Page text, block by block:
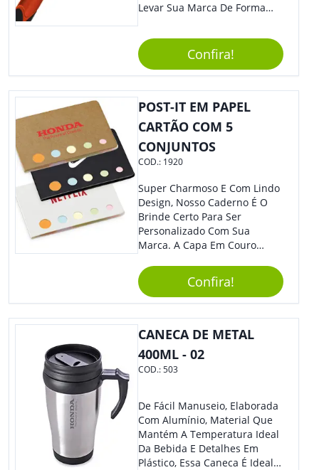
Levar Sua Marca De Forma
Sua Empresa Em Eventos,
Reuniões Corporativas Ou Até
Mesmo Para Presentear
Colaboradores E Parceiros De
Sua Empresa.
Confira!
POST-IT EM PAPEL
CARTÃO COM 5
CONJUNTOS
COD.: 1920
Super Charmoso E Com Lindo
Design, Nosso Caderno É O
Brinde Certo Para Ser
Personalizado Com Sua
Marca. A Capa Em Couro
Elástico Permite Maior
Segurança Ao Carregá-Lo.
Ofereça A Seus Clientes E
Colaboradores, Sem Dúvidas
Eles Irão Adorar.
Confira!
CANECA DE METAL
400ML - 02
COD.:503
De Fácil Manuseio, Elaborada
Com Alumínio, Material Que
Mantém A Temperatura Ideal
Da Bebida E Detalhes Em
Plástico, Essa Caneca É Ideal